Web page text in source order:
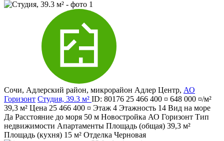
Сочи, Адлерский район, микрорайон Адлер Центр, АО
Горизонт Студия, 39.3 м² ID: 80176 25 466 400 ¤ 648 000 ¤/м²
39,3 м² Цена 25 466 400 ¤ Этаж 4 Этажность 14 Вид на море
Да Расстояние до моря 50 м Новостройка АО Горизонт Тип
недвижимости Апартаменты Площадь (общая) 39,3 м²
Площадь (кухня) 15 м² Отделка Черновая